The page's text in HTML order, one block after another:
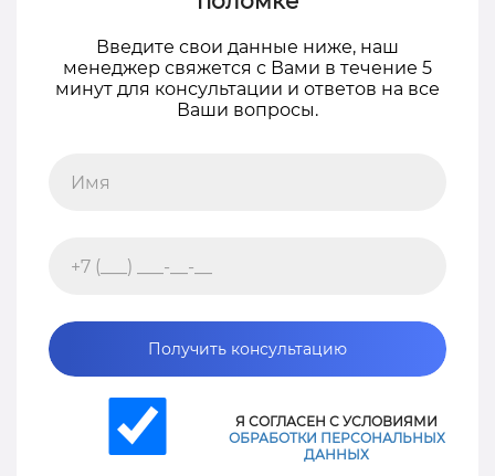
Введите свои данные ниже, наш
менеджер свяжется с Вами в течение 5
минут для консультации и ответов на все
Ваши вопросы.
Получить консультацию
Я СОГЛАСЕН С УСЛОВИЯМИ
ОБРАБОТКИ ПЕРСОНАЛЬНЫХ
ДАННЫХ